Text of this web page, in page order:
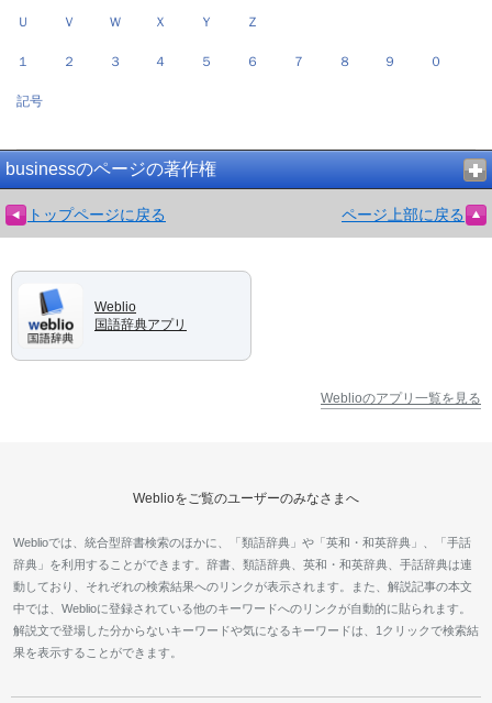
Ｕ Ｖ Ｗ Ｘ Ｙ Ｚ
１ ２ ３ ４ ５ ６ ７ ８ ９ ０
記号
businessのページの著作権
トップページに戻る ページ上部に戻る
Weblio
国語辞典アプリ
Weblioのアプリ一覧を見る
Weblioをご覧のユーザーのみなさまへ
Weblioでは、統合型辞書検索のほかに、「類語辞典」や「英和・和英辞典」、「手話
辞典」を利用することができます。辞書、類語辞典、英和・和英辞典、手話辞典は連
動しており、それぞれの検索結果へのリンクが表示されます。また、解説記事の本文
中では、Weblioに登録されている他のキーワードへのリンクが自動的に貼られます。
解説文で登場した分からないキーワードや気になるキーワードは、1クリックで検索結
果を表示することができます。